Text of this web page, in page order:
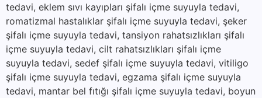
tedavi, eklem sıvı kayıpları şifalı içme suyuyla tedavi,
romatizmal hastalıklar şifalı içme suyuyla tedavi, şeker
şifalı içme suyuyla tedavi, tansiyon rahatsızlıkları şifalı
içme suyuyla tedavi, cilt rahatsızlıkları şifalı içme
suyuyla tedavi, sedef şifalı içme suyuyla tedavi, vitiligo
şifalı içme suyuyla tedavi, egzama şifalı içme suyuyla
tedavi, mantar bel fıtığı şifalı içme suyuyla tedavi, boyun